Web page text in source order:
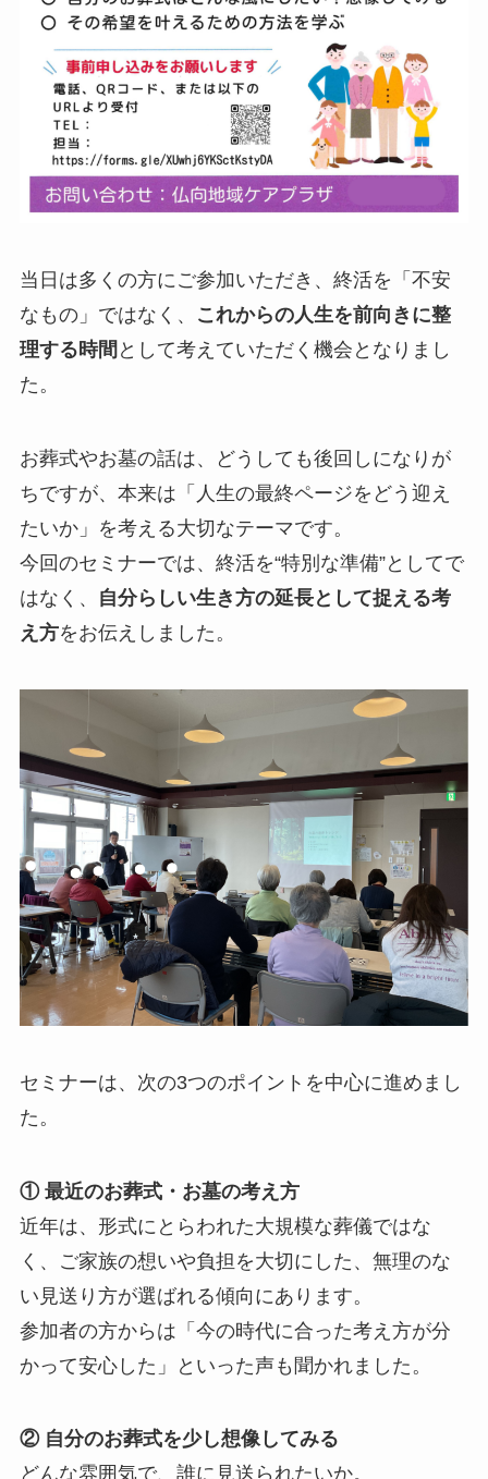
当日は多くの方にご参加いただき、終活を「不安
なもの」ではなく、
これからの人生を前向きに整
理する時間 として考えていただく機会となりまし
た。
お葬式やお墓の話は、どうしても後回しになりが
ちですが、本来は「人生の最終ページをどう迎え
たいか」を考える大切なテーマです。
今回のセミナーでは、終活を“特別な準備”としてで
はなく、
自分らしい生き方の延長として捉える考
え方をお伝えしました。
セミナーは、次の3つのポイントを中心に進めまし
た。
① 最近のお葬式・お墓の考え方
近年は、形式にとらわれた大規模な葬儀ではな
く、ご家族の想いや負担を大切にした、無理のな
い見送り方が選ばれる傾向にあります。
参加者の方からは「今の時代に合った考え方が分
かって安心した」といった声も聞かれました。
② 自分のお葬式を少し想像してみる
どんな雰囲気で、誰に見送られたいか。